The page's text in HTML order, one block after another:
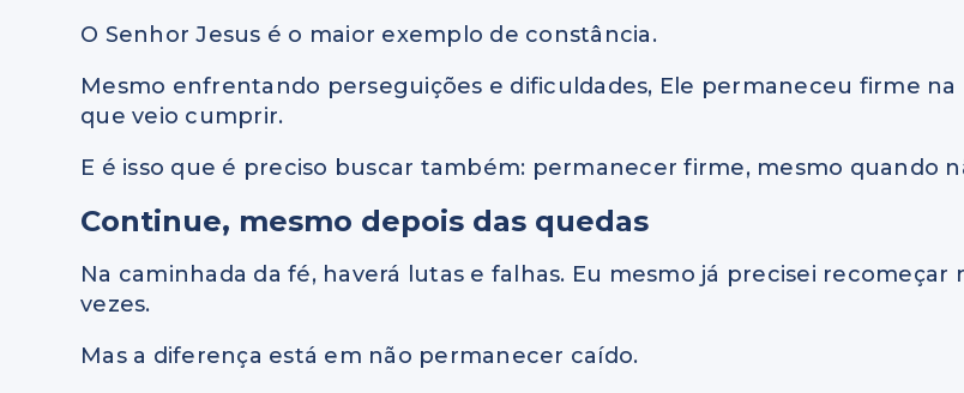
O Senhor Jesus é o maior exemplo de constância.
Mesmo enfrentando perseguições e dificuldades, Ele permaneceu firme na
que veio cumprir.
E é isso que é preciso buscar também: permanecer firme, mesmo quando
Continue, mesmo depois das quedas
Na caminhada da fé, haverá lutas e falhas. Eu mesmo já precisei recomeçar
vezes.
Mas a diferença está em não permanecer caído.